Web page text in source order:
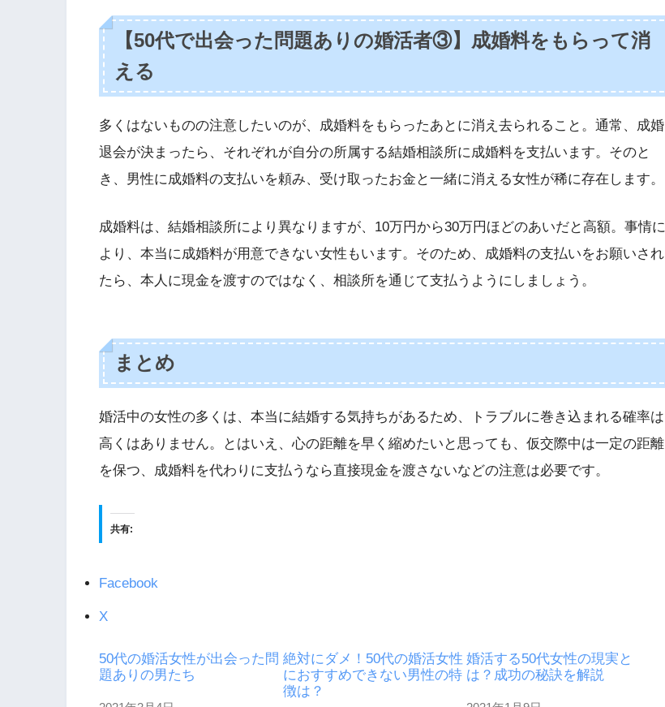
【50代で出会った問題ありの婚活者③】成婚料をもらって消
える
多くはないものの注意したいのが、成婚料をもらったあとに消え去られること。通常、成婚
退会が決まったら、それぞれが自分の所属する結婚相談所に成婚料を支払います。そのと
き、男性に成婚料の支払いを頼み、受け取ったお金と一緒に消える女性が稀に存在します。
成婚料は、結婚相談所により異なりますが、10万円から30万円ほどのあいだと高額。事情に
より、本当に成婚料が用意できない女性もいます。そのため、成婚料の支払いをお願いされ
たら、本人に現金を渡すのではなく、相談所を通じて支払うようにしましょう。
まとめ
婚活中の女性の多くは、本当に結婚する気持ちがあるため、トラブルに巻き込まれる確率は
高くはありません。とはいえ、心の距離を早く縮めたいと思っても、仮交際中は一定の距離
を保つ、成婚料を代わりに支払うなら直接現金を渡さないなどの注意は必要です。
共有:
Facebook
X
50代の婚活女性が出会った問
題ありの男たち
絶対にダメ！50代の婚活女性
におすすめできない男性の特
徴は？
婚活する50代女性の現実と
は？成功の秘訣を解説